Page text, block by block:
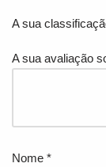
A sua
A sua avaliação
Nome *